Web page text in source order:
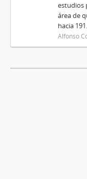
estudios
área de
hacia
Alfonso